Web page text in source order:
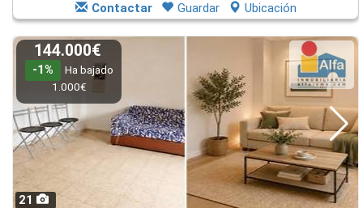
Contactar Guardar Ubicación
21
144.000€
-1%
Ha bajado
1.000€